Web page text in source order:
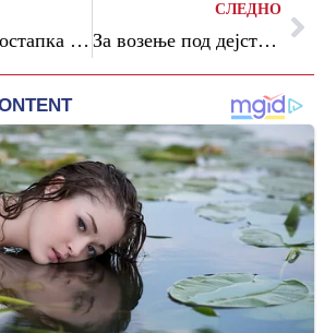
Поведена постапка за узурпација на просторот во близина на поликлиниката „Бит Пазар“
СЛЕДНО
За возење под дејство на алкохол 27 санкции на територија на СВР Битола